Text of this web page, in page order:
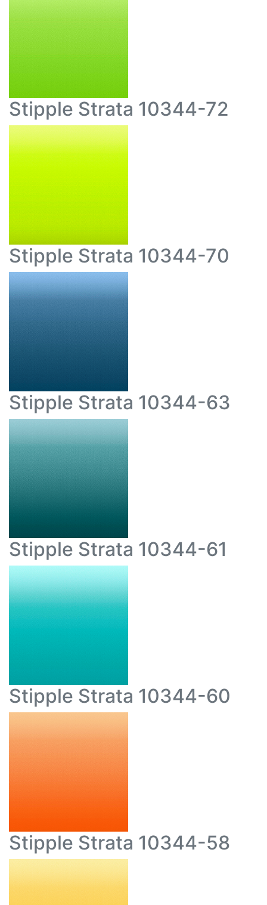
Stipple Strata 10344-72
Stipple Strata 10344-70
Stipple Strata 10344-63
Stipple Strata 10344-61
Stipple Strata 10344-60
Stipple Strata 10344-58